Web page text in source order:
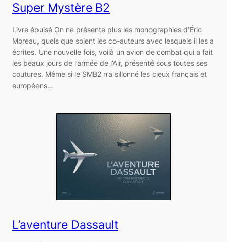
Super Mystère B2
Livre épuisé On ne présente plus les monographies d’Éric
Moreau, quels que soient les co-auteurs avec lesquels il les a
écrites. Une nouvelle fois, voilà un avion de combat qui a fait
les beaux jours de l’armée de l’Air, présenté sous toutes ses
coutures. Même si le SMB2 n’a sillonné les cieux français et
européens…
L’aventure Dassault